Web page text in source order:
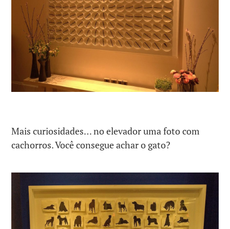
Mais curiosidades… no elevador uma foto com
cachorros. Você consegue achar o gato?